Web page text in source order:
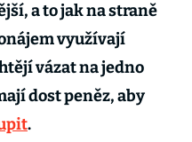
a to jak na straně
využívají
vázat na jedno
dost peněz, aby
.